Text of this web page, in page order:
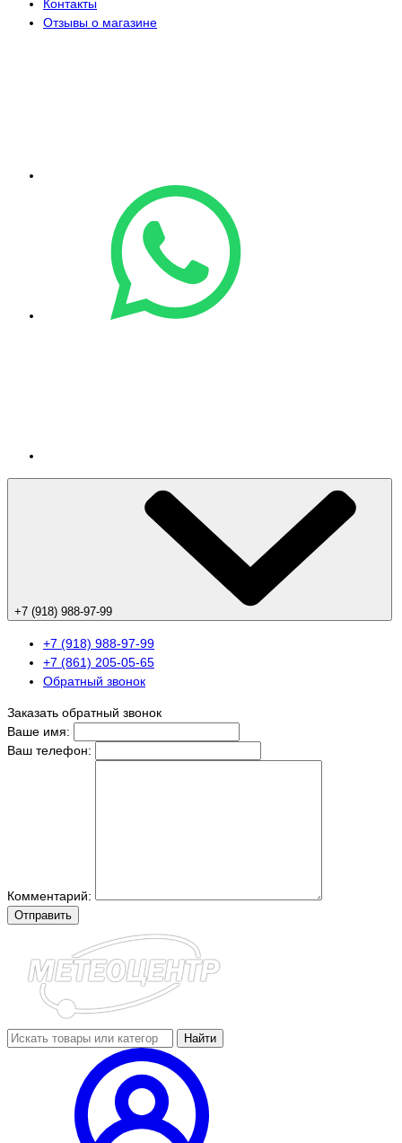
Контакты
Отзывы о магазине
+7 (918) 988-97-99
+7 (918) 988-97-99
+7 (861) 205-05-65
Обратный звонок
Заказать обратный звонок
Ваше имя:
Ваш телефон:
Комментарий:
Отправить
Найти